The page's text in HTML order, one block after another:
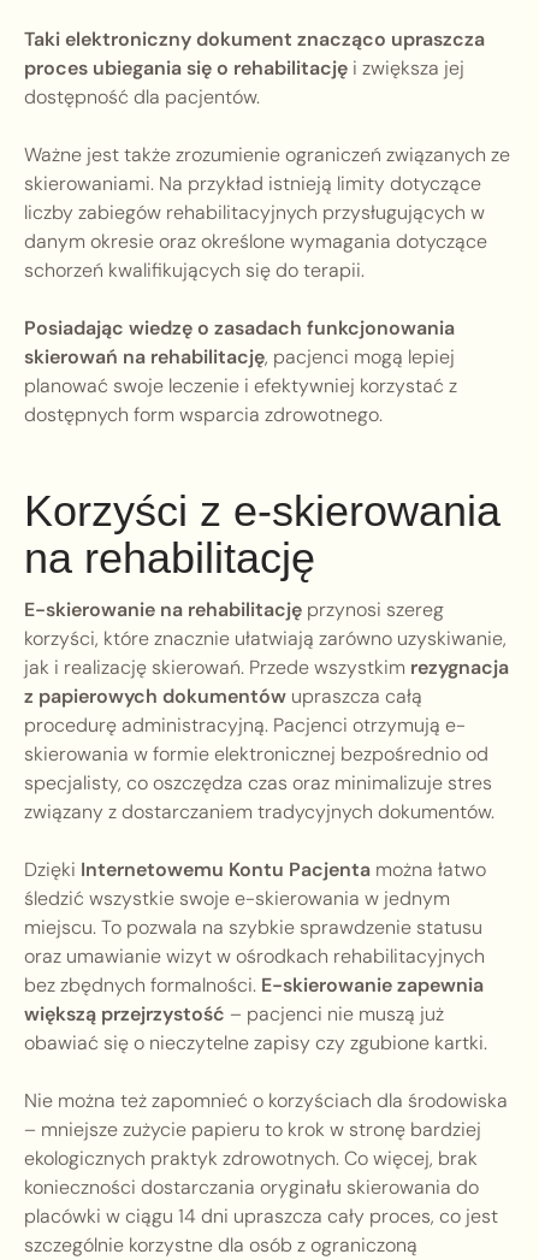
Taki elektroniczny dokument znacząco upraszcza
proces ubiegania się o rehabilitację i zwiększa jej
dostępność dla pacjentów.
Ważne jest także zrozumienie ograniczeń związanych ze
skierowaniami. Na przykład istnieją limity dotyczące
liczby zabiegów rehabilitacyjnych przysługujących w
danym okresie oraz określone wymagania dotyczące
schorzeń kwalifikujących się do terapii.
Posiadając wiedzę o zasadach funkcjonowania
skierowań na rehabilitację, pacjenci mogą lepiej
planować swoje leczenie i efektywniej korzystać z
dostępnych form wsparcia zdrowotnego.
Korzyści z e-skierowania
na rehabilitację
E-skierowanie na rehabilitację przynosi szereg
korzyści, które znacznie ułatwiają zarówno uzyskiwanie,
jak i realizację skierowań. Przede wszystkim rezygnacja
z papierowych dokumentów upraszcza całą
procedurę administracyjną. Pacjenci otrzymują e-
skierowania w formie elektronicznej bezpośrednio od
specjalisty, co oszczędza czas oraz minimalizuje stres
związany z dostarczaniem tradycyjnych dokumentów.
Dzięki Internetowemu Kontu Pacjenta można łatwo
śledzić wszystkie swoje e-skierowania w jednym
miejscu. To pozwala na szybkie sprawdzenie statusu
oraz umawianie wizyt w ośrodkach rehabilitacyjnych
bez zbędnych formalności. E-skierowanie zapewnia
większą przejrzystość – pacjenci nie muszą już
obawiać się o nieczytelne zapisy czy zgubione kartki.
Nie można też zapomnieć o korzyściach dla środowiska
– mniejsze zużycie papieru to krok w stronę bardziej
ekologicznych praktyk zdrowotnych. Co więcej, brak
konieczności dostarczania oryginału skierowania do
placówki w ciągu 14 dni upraszcza cały proces, co jest
szczególnie korzystne dla osób z ograniczoną